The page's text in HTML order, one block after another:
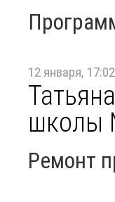
12 января, 17:02
школы
Ремонт